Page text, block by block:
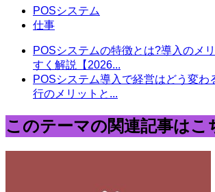
POSシステム
仕事
POSシステムの特徴とは?導入のメ
すく解説【2026...
POSシステム導入で経営はどう変わ
行のメリットと...
このテーマの関連記事はこ